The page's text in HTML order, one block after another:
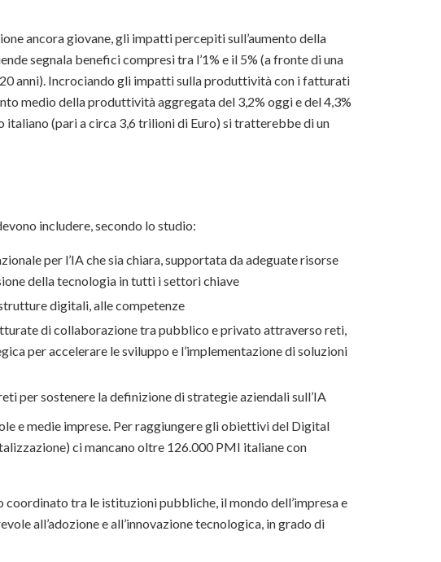
ancora giovane, gli impatti percepiti sull’aumento della
segnala benefici compresi tra l’1% e il 5% (a fronte di una
anni). Incrociando gli impatti sulla produttività con i fatturati
medio della produttività aggregata del 3,2% oggi e del 4,3%
italiano (pari a circa 3,6 trilioni di Euro) si tratterebbe di un
includere, secondo lo studio:
per l’IA che sia chiara, supportata da adeguate risorse
della tecnologia in tutti i settori chiave
digitali, alle competenze
di collaborazione tra pubblico e privato attraverso reti,
per accelerare le sviluppo e l’implementazione di soluzioni
per sostenere la definizione di strategie aziendali sull’IA
e medie imprese. Per raggiungere gli obiettivi del Digital
ci mancano oltre 126.000 PMI italiane con
tra le istituzioni pubbliche, il mondo dell’impresa e
all’adozione e all’innovazione tecnologica, in grado di